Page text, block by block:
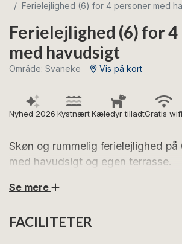
Ferielejlighed (6) for 4 personer med
Ferielejlighed (6) for
med havudsigt
Område: Svaneke Vis på kort
Nyhed 2026 KystnærtKæledyr tilladtGratis wifi
Skøn og rummelig ferielejlighed på
med havudsigt og egen terrasse.
Glæd jer til en skøn ferie i denne lyse
Østersøen. Her bor I i hjertet af
Se mere
FACILITETER